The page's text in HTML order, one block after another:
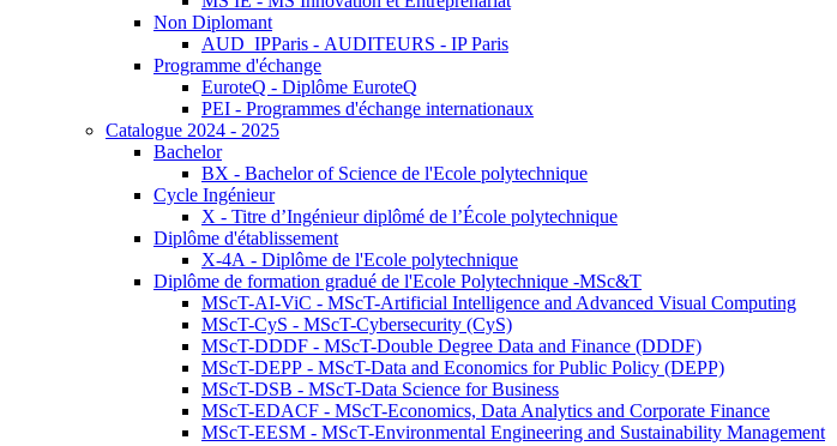
Non Diplomant
AUD_IPParis - AUDITEURS - IP Paris
Programme d'échange
EuroteQ - Diplôme EuroteQ
PEI - Programmes d'échange internationaux
Catalogue 2024 - 2025
Bachelor
BX - Bachelor of Science de l'Ecole polytechnique
Cycle Ingénieur
X - Titre d’Ingénieur diplômé de l’École polytechnique
Diplôme d'établissement
X-4A - Diplôme de l'Ecole polytechnique
Diplôme de formation gradué de l'Ecole Polytechnique -MSc&T
MScT-AI-ViC - MScT-Artificial Intelligence and Advanced Visual Computing
MScT-CyS - MScT-Cybersecurity (CyS)
MScT-DDDF - MScT-Double Degree Data and Finance (DDDF)
MScT-DEPP - MScT-Data and Economics for Public Policy (DEPP)
MScT-DSB - MScT-Data Science for Business
MScT-EDACF - MScT-Economics, Data Analytics and Corporate Finance
MScT-EESM - MScT-Environmental Engineering and Sustainability Management